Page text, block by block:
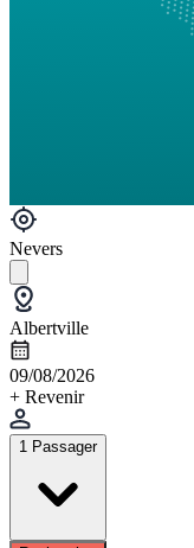
Nevers
Albertville
09/08/2026
+ Revenir
1 Passager